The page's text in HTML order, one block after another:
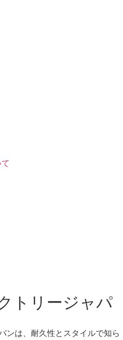
トリージャパ
ンは、耐久性とスタイルで知ら